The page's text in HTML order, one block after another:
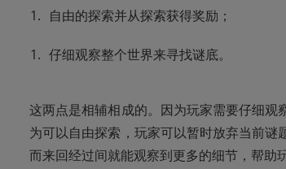
自由的探索并从探索获得奖励；
仔细观察整个世界来寻找谜底。
这两点是相辅相成的。因为玩家需要仔细
为可以自由探索，玩家可以暂时放弃当前谜
而来回经过间就能观察到更多的细节，帮助